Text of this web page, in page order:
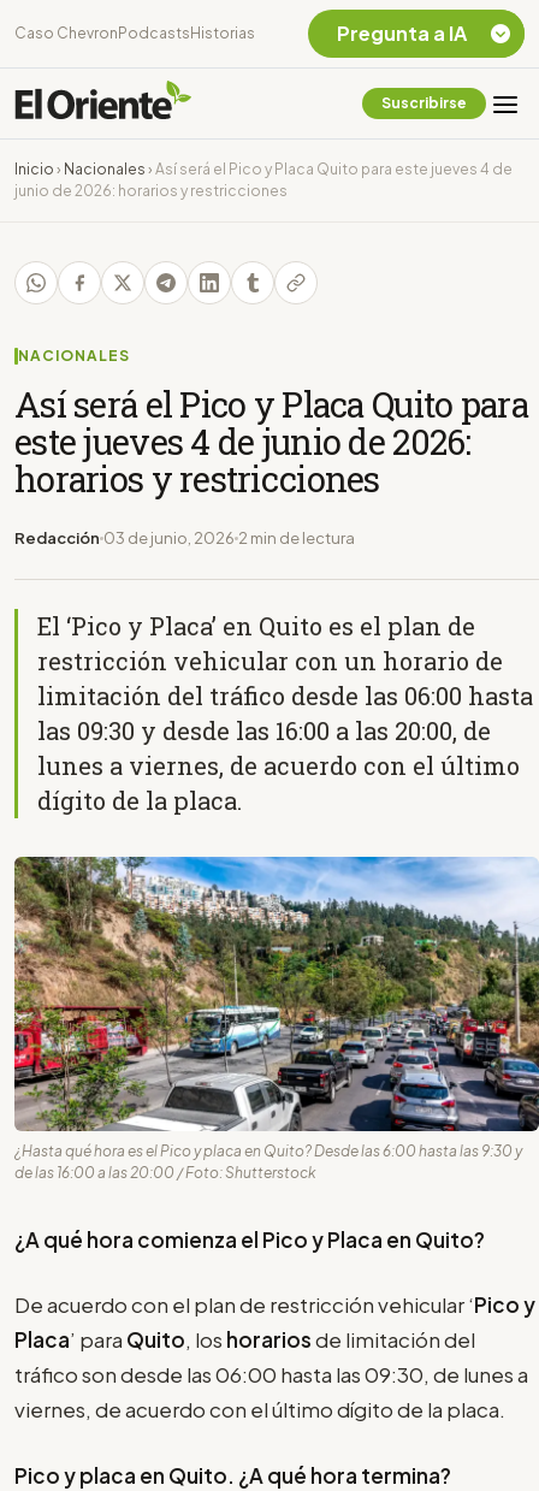
Caso Chevron Podcasts Historias
Suscribirse
Inicio › Nacionales › Así será el Pico y Placa Quito para este jueves 4 de
junio de 2026: horarios y restricciones
NACIONALES
Así será el Pico y Placa Quito para
este jueves 4 de junio de 2026:
horarios y restricciones
Redacción 03 de junio, 2026 2 min de lectura
El ‘Pico y Placa’ en Quito es el plan de
restricción vehicular con un horario de
limitación del tráfico desde las 06:00 hasta
las 09:30 y desde las 16:00 a las 20:00, de
lunes a viernes, de acuerdo con el último
dígito de la placa.
¿Hasta qué hora es el Pico y placa en Quito? Desde las 6:00 hasta las 9:30 y
de las 16:00 a las 20:00 / Foto: Shutterstock
¿A qué hora comienza el Pico y Placa en Quito?
De acuerdo con el plan de restricción vehicular ‘Pico y
Placa’ para Quito, los horariosde limitación del
tráfico son desde las 06:00 hasta las 09:30, de lunes a
viernes, de acuerdo con el último dígito de la placa.
Pico y placa en Quito. ¿A qué hora termina?
Pregunta a IA
Chevron Ecuador